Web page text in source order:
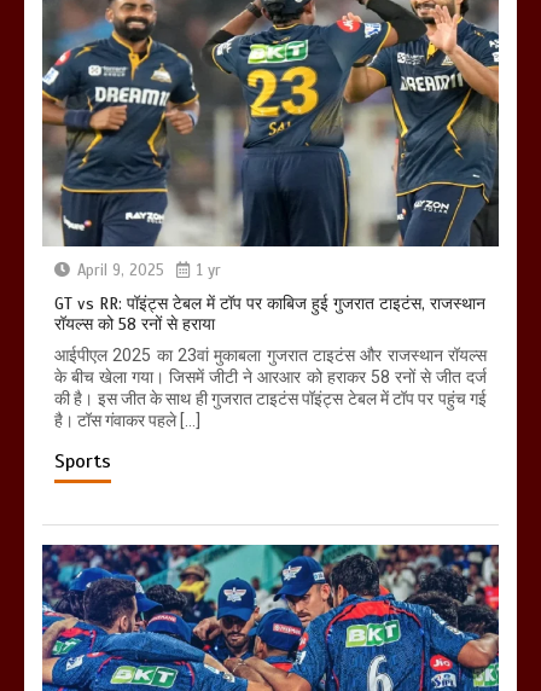
April 9, 2025 1 yr
GT vs RR: पॉइंट्स टेबल में टॉप पर काबिज हुई गुजरात टाइटंस, राजस्थान
रॉयल्स को 58 रनों से हराया
आईपीएल 2025 का 23वां मुकाबला गुजरात टाइटंस और राजस्थान रॉयल्स
के बीच खेला गया। जिसमें जीटी ने आरआर को हराकर 58 रनों से जीत दर्ज
की है। इस जीत के साथ ही गुजरात टाइटंस पॉइंट्स टेबल में टॉप पर पहुंच गई
है। टॉस गंवाकर पहले […]
Sports